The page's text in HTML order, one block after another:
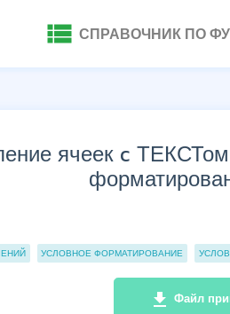
view_list СПРАВОЧНИК ПО
ячеек c
УСЛОВНОЕ ФОРМАТИРОВАНИЕ
file_download Файл